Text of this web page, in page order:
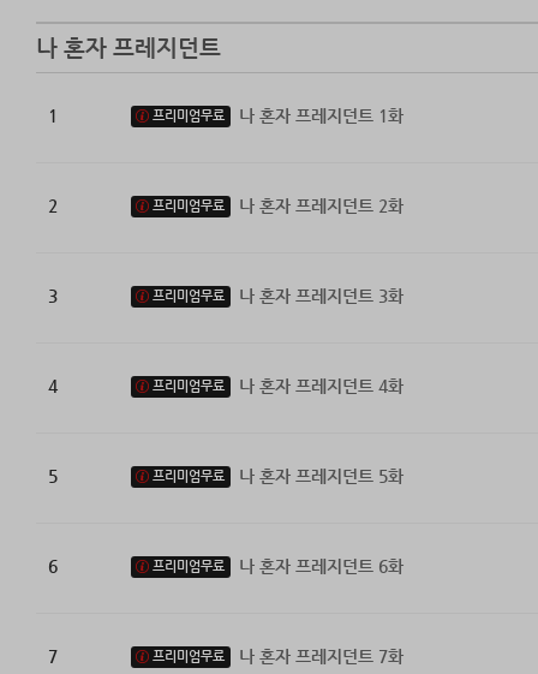
나 혼자 프레지던트
1 프리미엄무료 나 혼자 프레지던트 1화
2 프리미엄무료 나 혼자 프레지던트 2화
3 프리미엄무료 나 혼자 프레지던트 3화
4 프리미엄무료 나 혼자 프레지던트 4화
5 프리미엄무료 나 혼자 프레지던트 5화
6 프리미엄무료 나 혼자 프레지던트 6화
7 프리미엄무료 나 혼자 프레지던트 7화